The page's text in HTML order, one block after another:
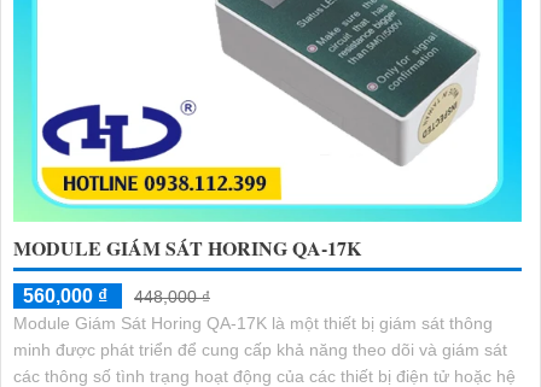
MODULE GIÁM SÁT HORING QA-17K
560,000 ₫
448,000 ₫
Module Giám Sát Horing QA-17K là một thiết bị giám sát thông
minh được phát triển để cung cấp khả năng theo dõi và giám sát
các thông số tình trạng hoạt động của các thiết bị điện tử hoặc hệ